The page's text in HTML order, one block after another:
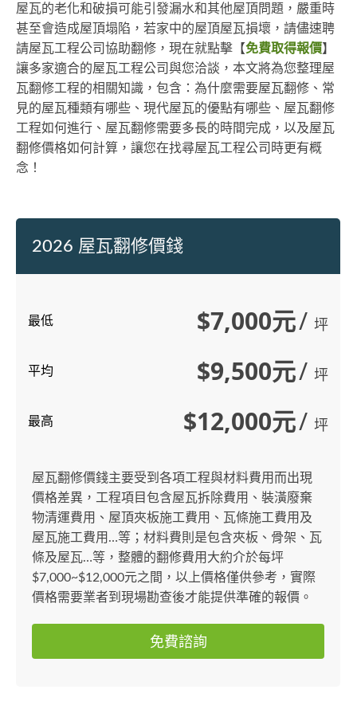
屋瓦的老化和破損可能引發漏水和其他屋頂問題，嚴重時
甚至會造成屋頂塌陷，若家中的屋頂屋瓦損壞，請儘速聘
請屋瓦工程公司協助翻修，現在就點擊【免費取得報價】
讓多家適合的屋瓦工程公司與您洽談，本文將為您整理屋
瓦翻修工程的相關知識，包含：為什麼需要屋瓦翻修、常
見的屋瓦種類有哪些、現代屋瓦的優點有哪些、屋瓦翻修
工程如何進行、屋瓦翻修需要多長的時間完成，以及屋瓦
翻修價格如何計算，讓您在找尋屋瓦工程公司時更有概
念！
2026 屋瓦翻修價錢
最低 $7,000元/ 坪
平均 $9,500元/ 坪
最高 $12,000元/ 坪
屋瓦翻修價錢主要受到各項工程與材料費用而出現
價格差異，工程項目包含屋瓦拆除費用、裝潢廢棄
物清運費用、屋頂夾板施工費用、瓦條施工費用及
屋瓦施工費用…等；材料費則是包含夾板、骨架、瓦
條及屋瓦…等，整體的翻修費用大約介於每坪
$7,000~$12,000元之間，以上價格僅供參考，實際
價格需要業者到現場勘查後才能提供準確的報價。
免費諮詢